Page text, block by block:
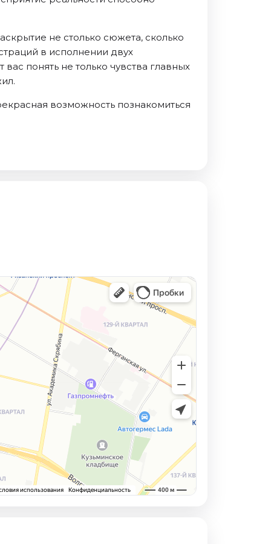
не столько сюжета, сколько
в исполнении двух
понять не только чувства главных
возможность познакомиться